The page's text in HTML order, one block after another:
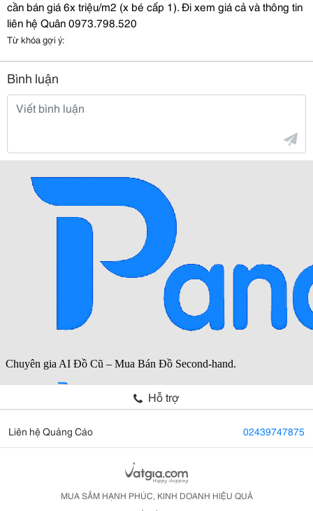
cần bán giá 6x triệu/m2 (x bé cấp 1).Đi xem giá cảvà thông tin
liên hệ Quân 0973.798.520
Từ khóa gợi ý:
Bình luận
Hỗ trợ
Liên hệ Quảng Cáo 02439747875
MUA SẮM HẠNH PHÚC, KINH DOANH HIỆU QUẢ